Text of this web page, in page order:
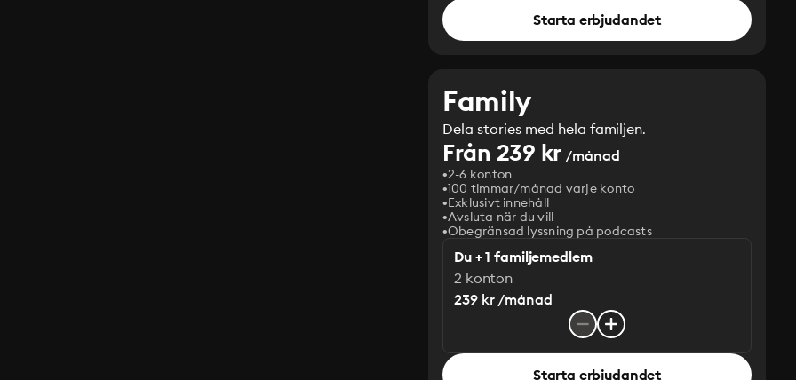
Starta erbjudandet
Family
Dela stories med hela familjen.
Från 239 kr /månad
2-6 konton
100 timmar/månad varje konto
Exklusivt innehåll
Avsluta när du vill
Obegränsad lyssning på podcasts
Du + 1 familjemedlem
2 konton
239 kr /månad
Starta erbjudandet